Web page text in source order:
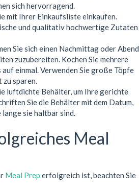
sich hervorragend.
mit Ihrer Einkaufsliste einkaufen.
und qualitativ hochwertige Zutaten
Sie sich einen Nachmittag oder Abend
zuzubereiten. Kochen Sie mehrere
einmal. Verwenden Sie große Töpfe
sparen.
luftdichte Behälter, um Ihre gerichte
Sie die Behälter mit dem Datum,
sie haltbar sind.
Meal
Meal Prep erfolgreich ist, beachten Sie